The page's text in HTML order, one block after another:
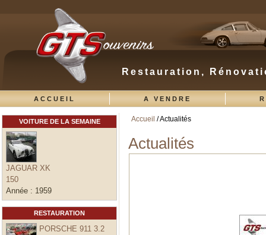
Restauration,
ACCUEIL A VENDRE
VOITURE DE LA SEMAINE
JAGUAR XK
150
Année : 1959
RESTAURATION
PORSCHE 911 3.2
Vous êtes ici
Accueil / Actualités
Actualités